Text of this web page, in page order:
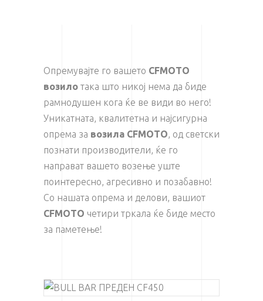
Опремувајте го вашето CFMOTO
возило така што никој нема да биде
рамнодушен кога ќе ве види во него!
Уникатната, квалитетна и најсигурна
опрема за возила CFMOTO, од светски
познати производители, ќе го
направат вашето возење уште
поинтересно, агресивно и позабавно!
Со нашата опрема и делови, вашиот
CFMOTO четири тркала ќе биде место
за паметење!